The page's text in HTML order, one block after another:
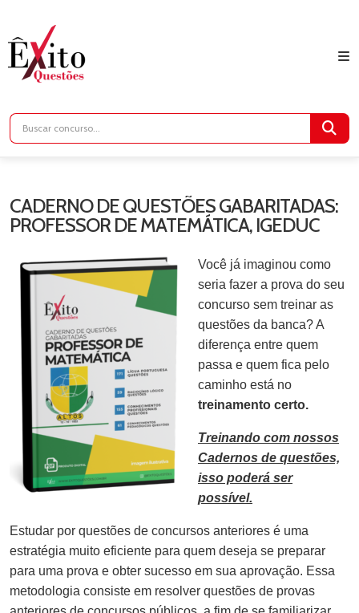
CADERNO DE QUESTÕES GABARITADAS:
PROFESSOR DE MATEMÁTICA, IGEDUC
Você já imaginou como
seria fazer a prova do seu
concurso sem treinar as
questões da banca? A
diferença entre quem
passa e quem fica pelo
caminho está no
treinamento certo.
Treinando com nossos
Cadernos de questões,
isso poderá ser
possível.
Estudar por questões de concursos anteriores é uma
estratégia muito eficiente para quem deseja se preparar
para uma prova e obter sucesso em sua aprovação. Essa
metodologia consiste em resolver questões de provas